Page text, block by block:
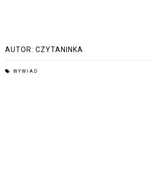
AUTOR: CZYTANINKA
WYWIAD